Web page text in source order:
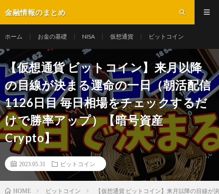
金融情報のまとめ
ホーム お金の基礎 NISA 仮想通貨 ビットコイン
【仮想通貨 ビットコイン】来月以降
の目線が決まる運命の一日（朝活配信
1126日目 毎日相場をチェックするだ
けで勝率アップ）【暗号資産
Crypto】
2023.05.31 ビットコイン
HOME ビットコイン 【仮想通貨 ビットコイン】来月以降の目線